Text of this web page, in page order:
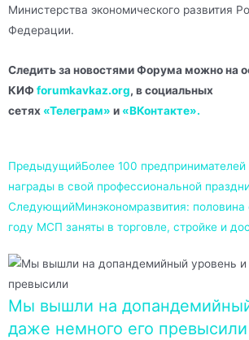
Министерства экономического развития
Федерации.
Следить за новостями Форума можно на
КИФ forumkavkaz.org, в социальных
сетях «Телеграм» и «ВКонтакте».
ПредыдущийБолее 100
награды в свой профессиональной
СледующийМинэкономразвития:
году МСП заняты в торговле, стройке и
Мы вышли на
даже немного его превысили